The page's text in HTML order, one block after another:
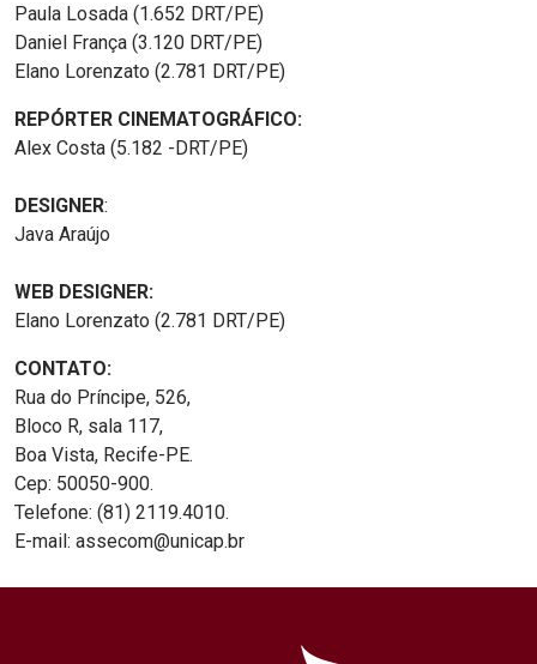
Paula Losada (1.652 DRT/PE)
Daniel França (3.120 DRT/PE)
Elano Lorenzato (2.781 DRT/PE)
REPÓRTER CINEMATOGRÁFICO:
Alex Costa (5.182 -DRT/PE)
DESIGNER:
Java Araújo
WEB DESIGNER:
Elano Lorenzato (2.781 DRT/PE)
CONTATO:
Rua do Príncipe, 526,
Bloco R, sala 117,
Boa Vista, Recife-PE.
Cep: 50050-900.
Telefone: (81) 2119.4010.
E-mail: assecom@unicap.br